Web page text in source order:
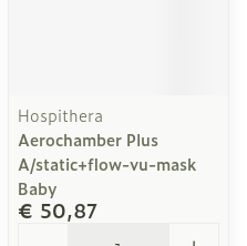
Hospithera
Aerochamber Plus
A/static+flow-vu-mask
Baby
€ 50,87